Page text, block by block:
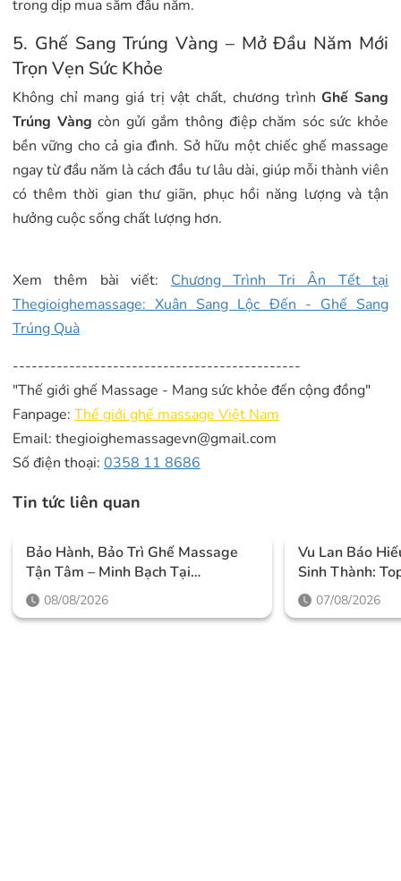
trong dịp mua sắm đầu năm.
5. Ghế Sang Trúng Vàng – Mở Đầu Năm Mới
Trọn Vẹn Sức Khỏe
Không chỉ mang giá trị vật chất, chương trìnhGhế Sang
Trúng Vàng còn gửi gắm thông điệp chăm sóc sức khỏe
bền vững cho cả gia đình. Sở hữu một chiếc ghế massage
ngay từ đầu năm là cách đầu tư lâu dài, giúp mỗi thành viên
có thêm thời gian thư giãn, phục hồi năng lượng và tận
hưởng cuộc sống chất lượng hơn.
Xem thêm bài viết: Chương Trình Tri Ân Tết tại
Thegioighemassage: Xuân Sang Lộc Đến - Ghế Sang
Trúng Quà
----------------------------------------------
"Thế giới ghế Massage - Mang sức khỏe đến cộng đồng"
Fanpage: Thế giới ghế massage Việt Nam
Email: thegioighemassagevn@gmail.com
Số điện thoại: 0358 11 8686
Tin tức liên quan
Bảo Hành, Bảo Trì Ghế Massage
Tận Tâm – Minh Bạch Tại
Thegioighemassage
08/08/2026
Vu Lan Báo
Sinh Thành:
IKIGAI Đáng
07/08/2026